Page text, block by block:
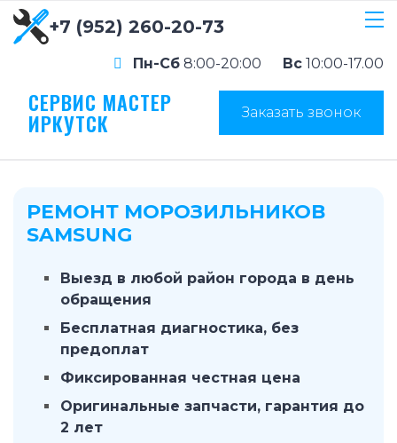
+7 (952) 260-20-73
Пн-Сб 8:00-20:00 Вс 10:00-17.00
СЕРВИС МАСТЕР
ИРКУТСК Заказать звонок
РЕМОНТ МОРОЗИЛЬНИКОВ
SAMSUNG
Выезд в любой район города в день
обращения
Бесплатная диагностика, без
предоплат
Фиксированная честная цена
Оригинальные запчасти, гарантия до
2 лет